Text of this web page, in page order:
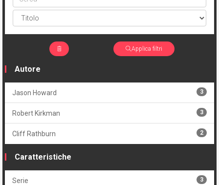
Applica filtri
Autore
Jason Howard 3
Robert Kirkman 3
Cliff Rathburn 2
Caratteristiche
Serie 3